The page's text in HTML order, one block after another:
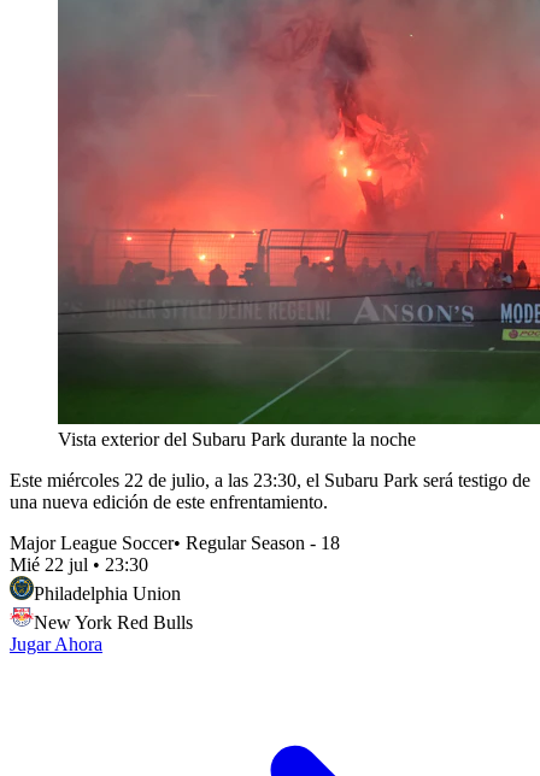
Vista exterior del Subaru Park durante la noche
Este miércoles 22 de julio, a las 23:30, el Subaru Park será testigo de
una nueva edición de este enfrentamiento.
Major League Soccer• Regular Season - 18
Mié 22 jul • 23:30
Philadelphia Union
New York Red Bulls
Jugar Ahora